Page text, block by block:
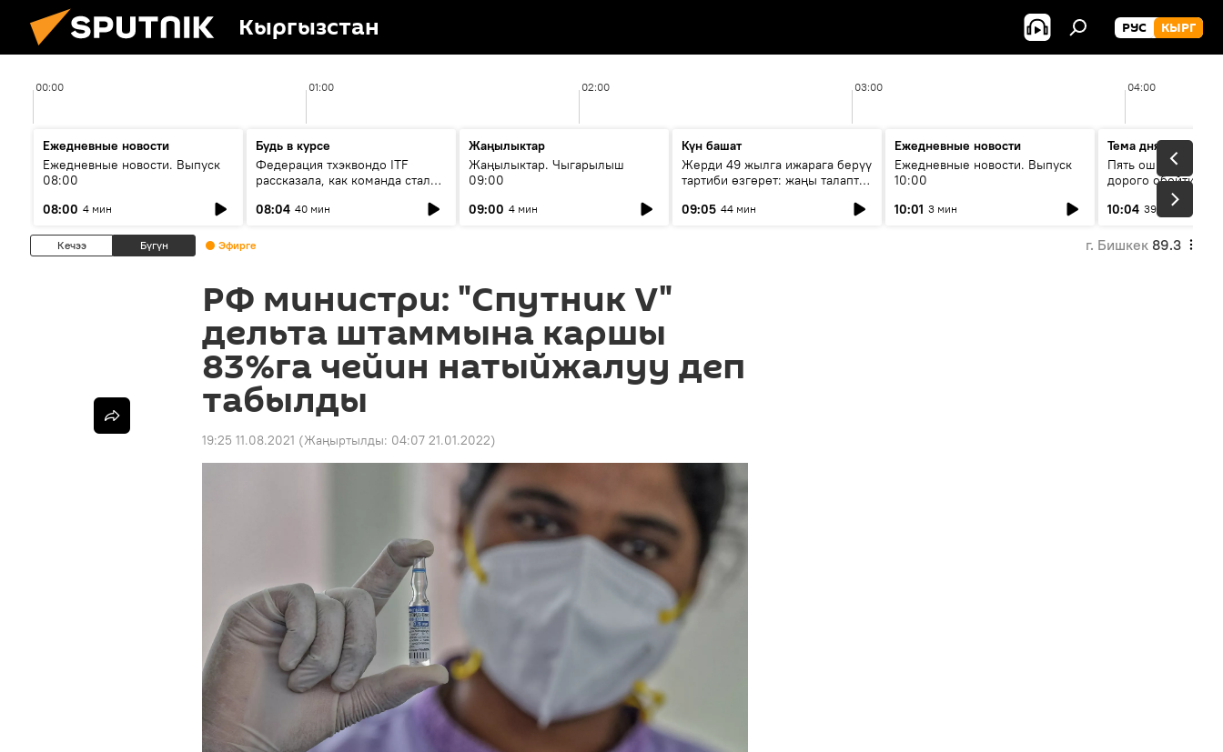
Кыргызстан РУС КЫРГ
00:00 01:00 02:00 03:00 04:00
Ежедневные новости
Ежедневные новости. Выпуск
08:00
08:00 4 мин
Будь в курсе
Федерация тхэквондо ITF
рассказала, как команда стала
08:04 40 мин
Жаңылыктар
Жаңылыктар. Чыгарылыш
09:00
09:00 4 мин
Күн башат
Жерди 49 жылга ижарага берүү
тартиби өзгөрөт: жаңы талаптар
09:05 44 мин
Ежедневные новости
Ежедневные новости. Выпуск
10:00
10:01 3 мин
Тема дня
Пять ошибок
дорого обойтись
10:04 39 мин
Кечээ Бүгүн Эфирге г. Бишкек 89.3
РФ министри: "Спутник V"
дельта штаммына каршы
83%га чейин натыйжалуу деп
табылды
19:25 11.08.2021 (Жаңыртылды: 04:07 21.01.2022)